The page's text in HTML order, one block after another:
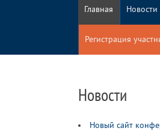
Главная Новости
Регистрация
Новости
Новый сайт